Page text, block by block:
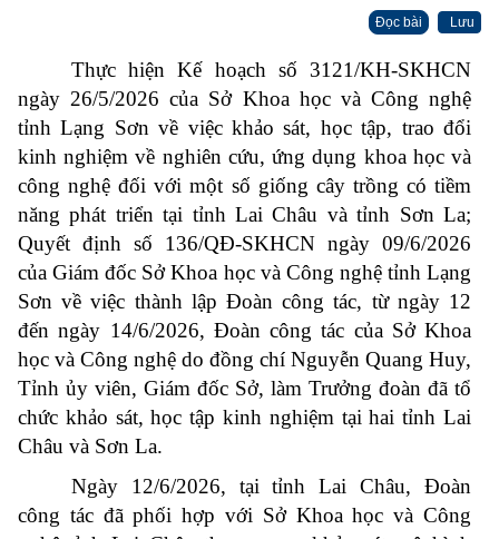
Đọc bài Lưu
Thực hiện Kế hoạch số 3121/KH-SKHCN
ngày 26/5/2026 của Sở Khoa học và Công nghệ
tỉnh Lạng Sơn về việc khảo sát, học tập, trao đổi
kinh nghiệm về nghiên cứu, ứng dụng khoa học và
công nghệ đối với một số giống cây trồng có tiềm
năng phát triển tại tỉnh Lai Châu và tỉnh Sơn La;
Quyết định số 136/QĐ-SKHCN ngày 09/6/2026
của Giám đốc Sở Khoa học và Công nghệ tỉnh Lạng
Sơn về việc thành lập Đoàn công tác, từ ngày 12
đến ngày 14/6/2026, Đoàn công tác của Sở Khoa
học và Công nghệ do đồng chí Nguyễn Quang Huy,
Tỉnh ủy viên, Giám đốc Sở, làm Trưởng đoàn đã tổ
chức khảo sát, học tập kinh nghiệm tại hai tỉnh Lai
Châu và Sơn La.
Ngày 12/6/2026, tại tỉnh Lai Châu, Đoàn
công tác đã phối hợp với Sở Khoa học và Công